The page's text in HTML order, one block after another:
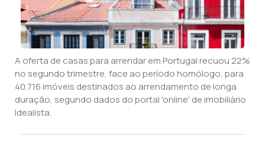
A oferta de casas para arrendar em Portugal recuou 22%
no segundo trimestre, face ao período homólogo, para
40.716 imóveis destinados ao arrendamento de longa
duração, segundo dados do portal 'online' de imobiliário
Idealista.